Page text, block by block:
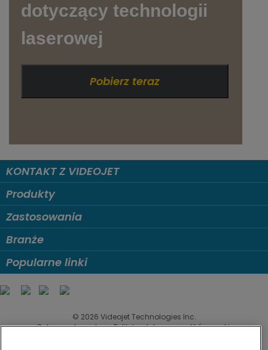
dotyczący technologii
laserowej
Pobierz teraz
KONTAKT Z VIDEOJET
Produkty
Zastosowania
Branże
Popularne linki
© 2026 Videojet Technologies Inc.
Ochrona danych
Polityka dotycząca plików cookie